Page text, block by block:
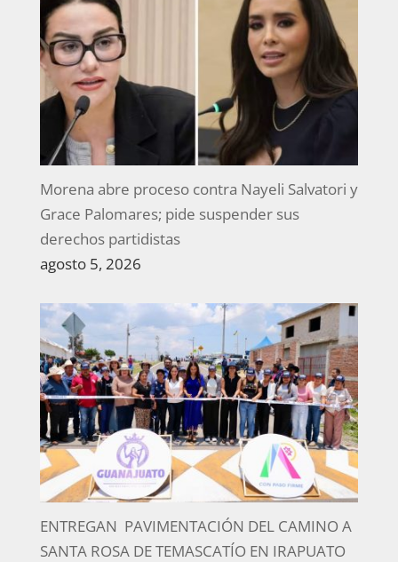
Morena abre proceso contra Nayeli Salvatori y
Grace Palomares; pide suspender sus
derechos partidistas
agosto 5, 2026
ENTREGAN PAVIMENTACIÓN DEL CAMINO A
SANTA ROSA DE TEMASCATÍO EN IRAPUATO